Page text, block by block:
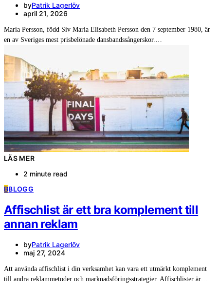
byPatrik Lagerlöv
april 21, 2026
Maria Persson, född Siv Maria Elisabeth Persson den 7 september 1980, är
en av Sveriges mest prisbelönade dansbandssångerskor.…
LÄS MER
2 minute read
BBLOGG
Affischlist är ett bra komplement till
annan reklam
byPatrik Lagerlöv
maj 27, 2024
Att använda affischlist i din verksamhet kan vara ett utmärkt komplement
till andra reklammetoder och marknadsföringsstrategier. Affischlister är…